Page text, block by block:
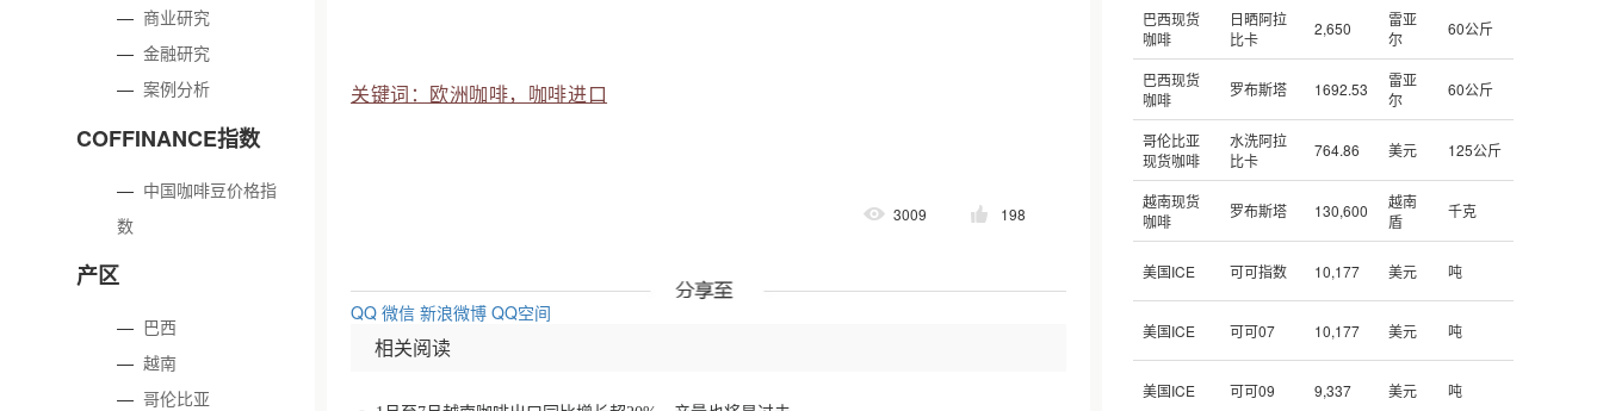
— 商业研究
—金融研究
—案例分析
COFFINANCE指数
— 中国咖啡豆价格指
数
产区
— 巴西
—越南
—哥伦比亚
关键词：欧洲咖啡，咖啡进口
3009 198
QQ 微信 新浪微博 QQ空间
相关阅读
巴西现货
咖啡
日晒阿拉
比卡
2,650
雷亚
尔
60公斤
巴西现货
咖啡
罗布斯塔 1692.53
雷亚
尔
60公斤
哥伦比亚
现货咖啡
水洗阿拉
比卡
764.86 美元 125公斤
越南现货
咖啡
罗布斯塔 130,600
越南
盾
千克
美国ICE 可可指数 10,177 美元 吨
美国ICE 可可07 10,177 美元 吨
美国ICE 可可09 9,337 美元 吨